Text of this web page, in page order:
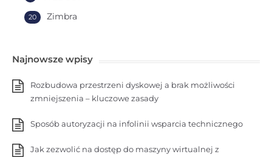
Zimbra
20
Najnowsze wpisy
Rozbudowa przestrzeni dyskowej a brak możliwości
zmniejszenia – kluczowe zasady
Sposób autoryzacji na infolinii wsparcia technicznego
Jak zezwolić na dostęp do maszyny wirtualnej z